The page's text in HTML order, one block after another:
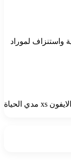
واستنزاف لموراد
اريد مقال لشرح طريقة تثبيت vpn علي الايفون xs مدي الحياة